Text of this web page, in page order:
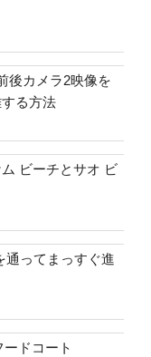
後カメラ2映像を
る方法
ビーチとサオ ビ
通ってまっすぐ進
ドコート